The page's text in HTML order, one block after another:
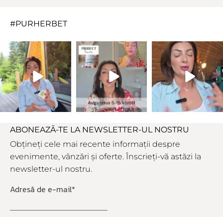
#PURHERBET
ABONEAZĂ-TE LA NEWSLETTER-UL NOSTRU
Obțineți cele mai recente informații despre
evenimente, vânzări și oferte. Înscrieți-vă astăzi la
newsletter-ul nostru.
Adresă de e-mail*